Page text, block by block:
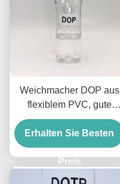
Weichmacher DOP aus
flexiblem PVC, gute
Plastizität und Haltbarkeit
für PVC-Produkte
Erhalten Sie Besten
Preis